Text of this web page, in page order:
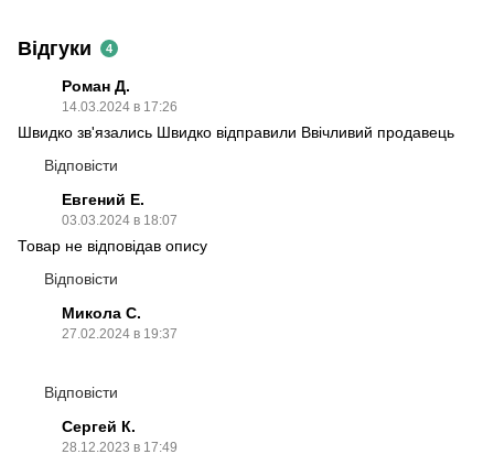
Відгуки 4
Роман Д.
14.03.2024 в 17:26
Швидко зв'язались Швидко відправили Ввічливий продавець
Відповісти
Евгений Е.
03.03.2024 в 18:07
Товар не відповідав опису
Відповісти
Микола С.
27.02.2024 в 19:37
Відповісти
Сергей К.
28.12.2023 в 17:49